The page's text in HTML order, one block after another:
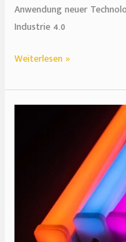
Anwendung neuer
Industrie 4.0
Weiterlesen »